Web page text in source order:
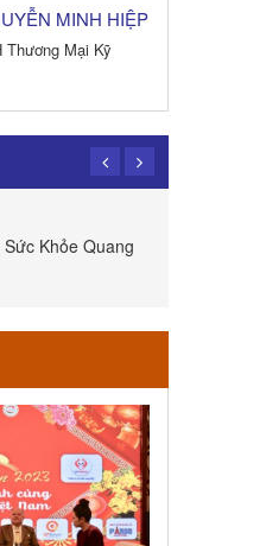
tỉ
CLB_DoanhNhânVN
MINH HIỆP
Thương Mại Kỹ
Dịch vụ Cuộc Sống
Khỏe Quang